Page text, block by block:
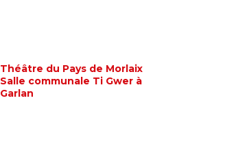
Théâtre du Pays de Morlaix
Salle communale Ti Gwer à
Garlan